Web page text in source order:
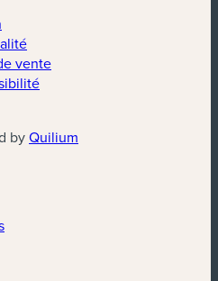
vente
fenêtre)
byQuilium